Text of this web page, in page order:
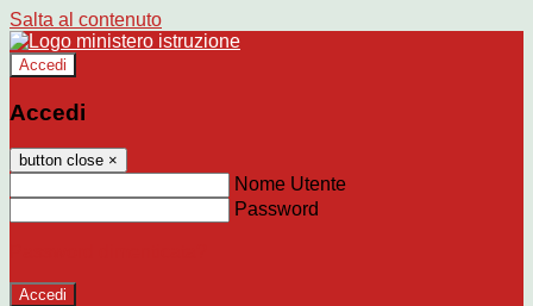
Salta al contenuto
Accedi
Accedi
button close ×
Nome Utente
Password